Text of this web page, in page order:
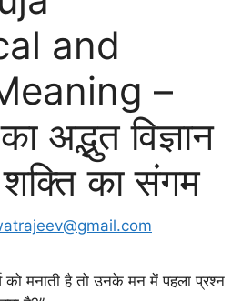
and
–
अद्भुत विज्ञान
का संगम
को मनाती है तो उनके मन में पहला प्रश्न